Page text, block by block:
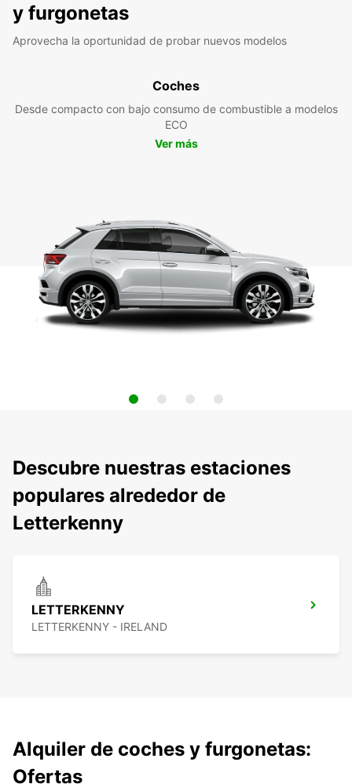
y furgonetas
Aprovecha la oportunidad de probar nuevos modelos
Coches
Desde compacto con bajo consumo de combustible a modelos
ECO
Ver más
Descubre nuestras estaciones
populares alrededor de
Letterkenny
LETTERKENNY
LETTERKENNY - IRELAND
Alquiler de coches y furgonetas:
Ofertas